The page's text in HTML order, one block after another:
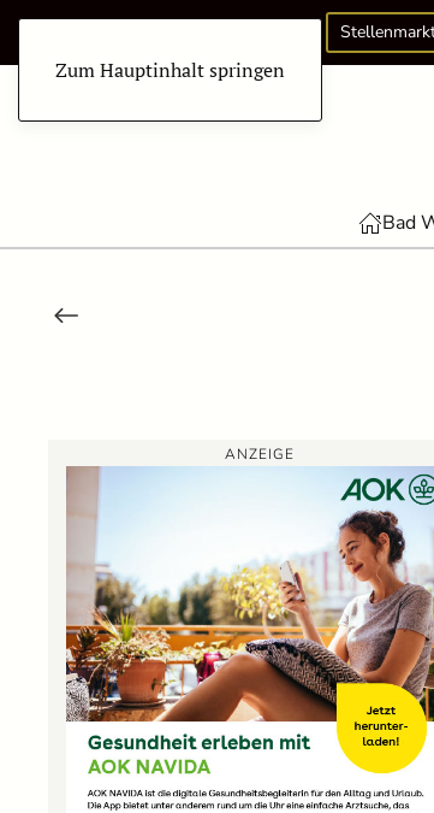
Zum Hauptinhalt springen
Bad
ANZEIGE